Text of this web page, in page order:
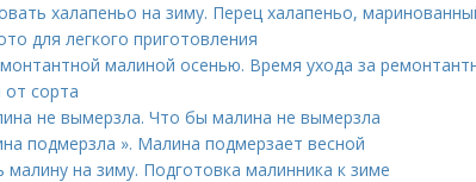
халапеньо на зиму. Перец халапеньо,
для легкого приготовления
малиной осенью. Время ухода за
от сорта
не вымерзла. Что бы малина не вымерзла
подмерзла ». Малина подмерзает весной
малину на зиму. Подготовка малинника к зиме